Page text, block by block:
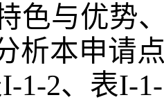
色与优势
析本申请
I-1-2、表I-